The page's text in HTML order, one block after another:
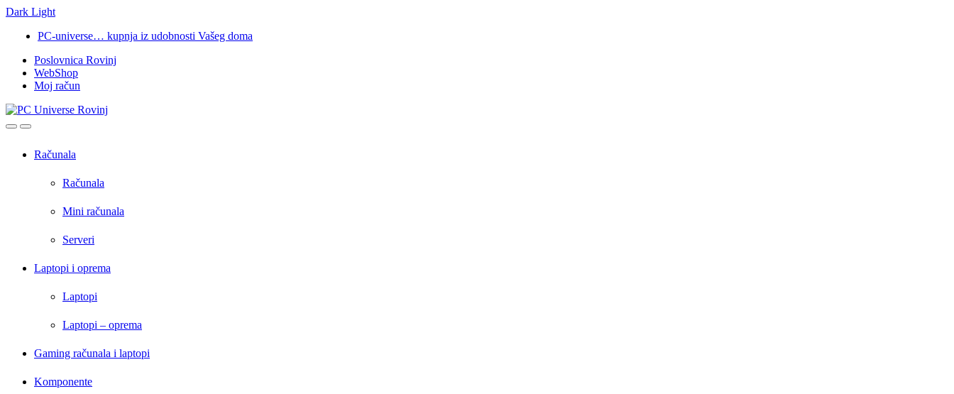
Dark Light
navigation
content
PC-universe… kupnja iz udobnosti Vašeg doma
Poslovnica Rovinj
WebShop
Moj račun
OpenClose
Računala
Računala
Mini računala
Serveri
Laptopi i oprema
Laptopi
Laptopi – oprema
Gaming računala i laptopi
Komponente